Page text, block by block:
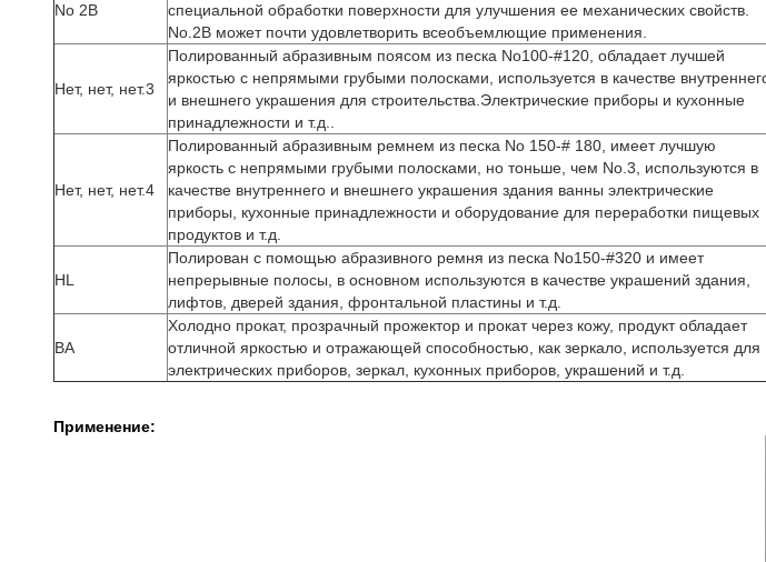
No 2B
специальной обработки поверхности для улучшения ее механических свойств.
No.2B может почти удовлетворить всеобъемлющие применения.
Нет, нет, нет.3
Полированный абразивным поясом из песка No100-#120, обладает лучшей
яркостью с непрямыми грубыми полосками, используется в качестве
и внешнего украшения для строительства.Электрические приборы и кухонные
принадлежности и т.д..
Нет, нет, нет.4
Полированный абразивным ремнем из песка No 150-# 180, имеет лучшую
яркость с непрямыми грубыми полосками, но тоньше, чем No.3, используются в
качестве внутреннего и внешнего украшения здания ванны электрические
приборы, кухонные принадлежности и оборудование для переработки пищевых
продуктов и т.д.
HL
Полирован с помощью абразивного ремня из песка No150-#320 и имеет
непрерывные полосы, в основном используются в качестве украшений здания,
лифтов, дверей здания, фронтальной пластины и т.д.
BA
Холодно прокат, прозрачный прожектор и прокат через кожу, продукт обладает
отличной яркостью и отражающей способностью, как зеркало, используется для
электрических приборов, зеркал, кухонных приборов, украшений и т.д.
Применение: